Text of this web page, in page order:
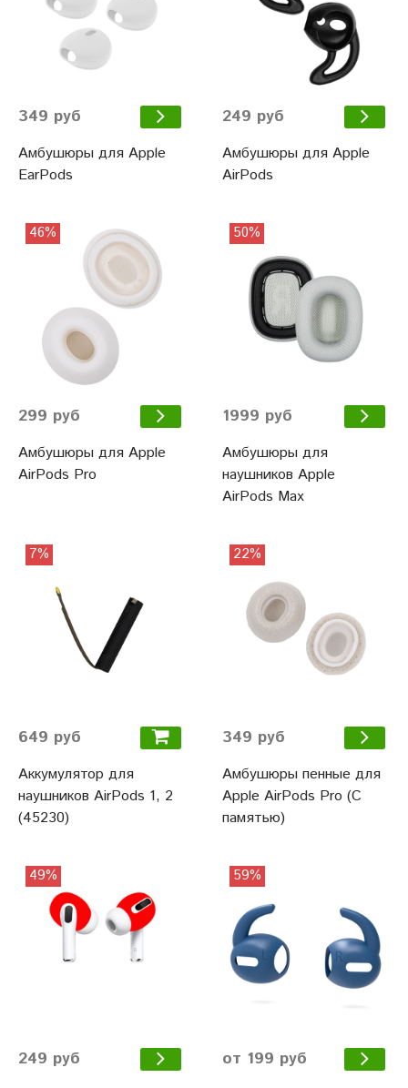
349 руб
Амбушюры для Apple
EarPods
249 руб
Амбушюры для Apple
AirPods
46%
299 руб
Амбушюры для Apple
AirPods Pro
50%
1999 руб
Амбушюры для
наушников Apple
AirPods Max
7%
649 руб
Аккумулятор для
наушников AirPods 1, 2
(45230)
22%
349 руб
Амбушюры пенные для
Apple AirPods Pro (С
памятью)
49%
249 руб
59%
от 199 руб